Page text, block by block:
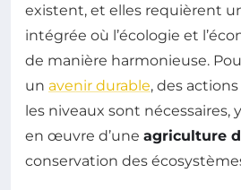
existent, et elles requièrent
intégrée où l’écologie et
de manière harmonieuse.
un avenir durable, des
les niveaux sont nécessaires,
en œuvre d’une agriculture
conservation des